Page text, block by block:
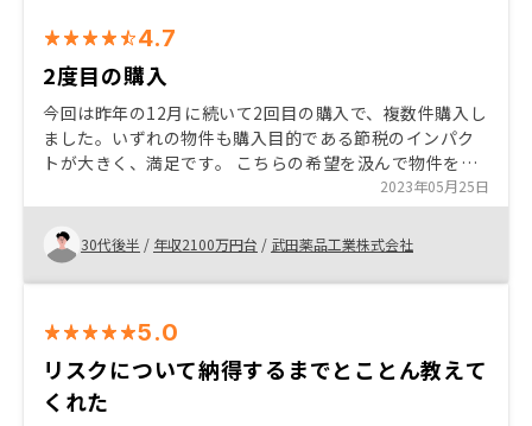
4.7
2度目の購入
今回は昨年の12月に続いて2回目の購入で、複数件購入し
ました。いずれの物件も購入目的である節税のインパク
トが大きく、満足です。 こちらの希望を汲んで物件を紹
介してくれる担当者に感謝です。申し込みから引き渡し
までスピーディに進めていただき良かったです。
2023年05月25日
30代後半 / 年収2100万円台 / 武田薬品工業株式会社
5.0
リスクについて納得するまでとことん教えて
くれた